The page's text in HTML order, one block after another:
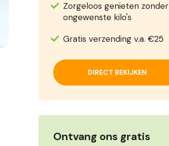
Zorgeloos genieten zonder
ongewenste kilo's
Gratis verzending v.a. €25
DIRECT BEKIJKEN
Ontvang ons gratis